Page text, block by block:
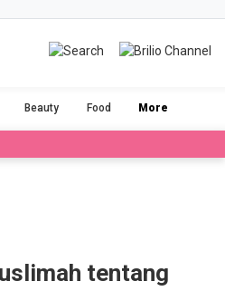
Beauty Food More
NGAKAK
POPULAR
tentang